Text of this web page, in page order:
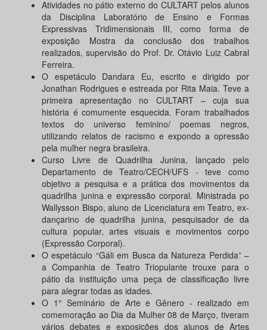
Atividades no pátio externo do CULTART pelos alunos
da Disciplina Laboratório de Ensino e Formas
Expressivas Tridimensionais III, como forma de
exposição Mostra da conclusão dos trabalhos
realizados, supervisão do Prof. Dr. Otávio Luiz Cabral
Ferreira.
O espetáculo Dandara Eu, escrito e dirigido por
Jonathan Rodrigues e estreada por Rita Maia. Teve a
primeira apresentação no CULTART – cuja sua
história é comumente esquecida. Foram trabalhados
textos do universo feminino/ poemas negros,
utilizando relatos de racismo e expondo a opressão
pela mulher negra brasileira.
Curso Livre de Quadrilha Junina, lançado pelo
Departamento de Teatro/CECH/UFS - teve como
objetivo a pesquisa e a prática dos movimentos da
quadrilha junina e expressão corporal. Ministrada po
Wallysson Bispo, aluno de Licenciatura em Teatro, ex-
dançarino de quadrilha junina, pesquisador de da
cultura popular, artes visuais e movimentos corpo
(Expressão Corporal).
O espetáculo “Gáli em Busca da Natureza Perdida” –
a Companhia de Teatro Triopulante trouxe para o
pátio da instituição uma peça de classificação livre
para alegrar todas as idades.
O 1° Seminário de Arte e Gênero - realizado em
comemoração ao Dia da Mulher 08 de Março, tiveram
vários debates e exposições dos alunos de Artes